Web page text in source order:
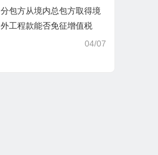
分包方从境内总包方取得境
外工程款能否免征增值税
04/07